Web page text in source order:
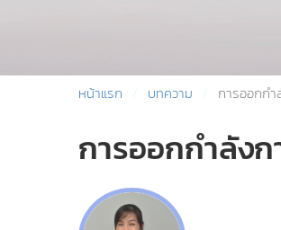
หน้าแรก บทความ การออกก
การออกกำลัง